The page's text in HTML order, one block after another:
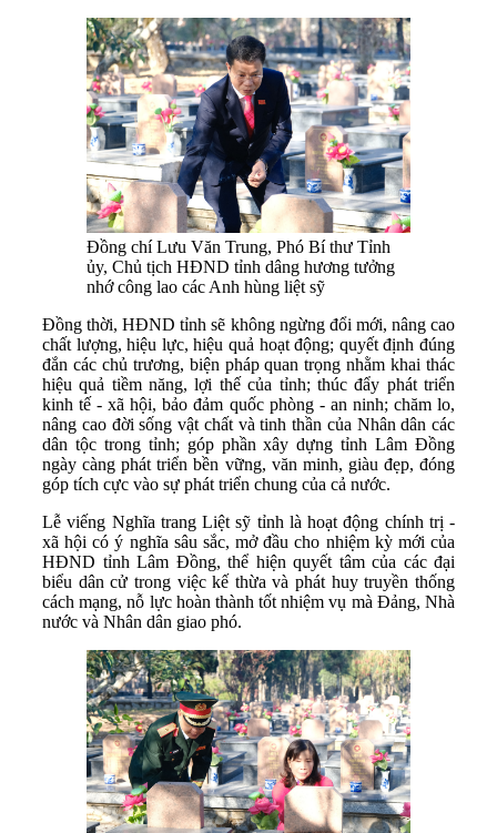
Đồng chí Lưu Văn Trung, Phó Bí thư Tỉnh
ủy, Chủ tịch HĐND tỉnh dâng hương tưởng
nhớ công lao các Anh hùng liệt sỹ
Đồng thời, HĐND tỉnh sẽ không ngừng đổi mới, nâng cao
chất lượng, hiệu lực, hiệu quả hoạt động; quyết định đúng
đắn các chủ trương, biện pháp quan trọng nhằm khai thác
hiệu quả tiềm năng, lợi thế của tỉnh; thúc đẩy phát triển
kinh tế - xã hội, bảo đảm quốc phòng - an ninh; chăm lo,
nâng cao đời sống vật chất và tinh thần của Nhân dân các
dân tộc trong tỉnh; góp phần xây dựng tỉnh Lâm Đồng
ngày càng phát triển bền vững, văn minh, giàu đẹp, đóng
góp tích cực vào sự phát triển chung của cả nước.
Lễ viếng Nghĩa trang Liệt sỹ tỉnh là hoạt động chính trị -
xã hội có ý nghĩa sâu sắc, mở đầu cho nhiệm kỳ mới của
HĐND tỉnh Lâm Đồng, thể hiện quyết tâm của các đại
biểu dân cử trong việc kế thừa và phát huy truyền thống
cách mạng, nỗ lực hoàn thành tốt nhiệm vụ mà Đảng, Nhà
nước và Nhân dân giao phó.